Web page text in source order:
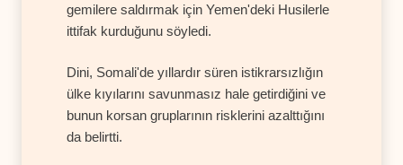
gemilere saldırmak için Yemen'deki Husilerle
ittifak kurduğunu söyledi.
Dini, Somali'de yıllardır süren istikrarsızlığın
ülke kıyılarını savunmasız hale getirdiğini ve
bunun korsan gruplarının risklerini azalttığını
da belirtti.